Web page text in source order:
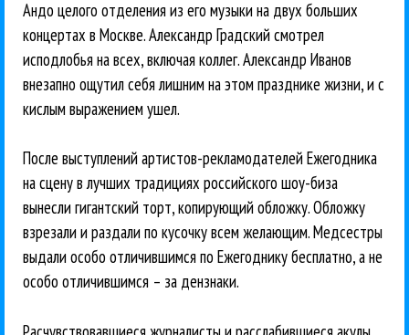
Андо целого отделения из его музыки на двух больших
концертах в Москве. Александр Градский смотрел
исподлобья на всех, включая коллег. Александр Иванов
внезапно ощутил себя лишним на этом празднике жизни, и с
кислым выражением ушел.
После выступлений артистов-рекламодателей Ежегодника
на сцену в лучших традициях российского шоу-биза
вынесли гигантский торт, копирующий обложку. Обложку
взрезали и раздали по кусочку всем желающим. Медсестры
выдали особо отличившимся по Ежегоднику бесплатно, а не
особо отличившимся – за дензнаки.